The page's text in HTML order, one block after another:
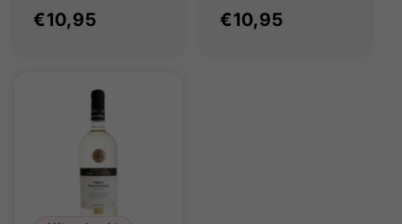
Normale
€10,95
Normale
€10,95